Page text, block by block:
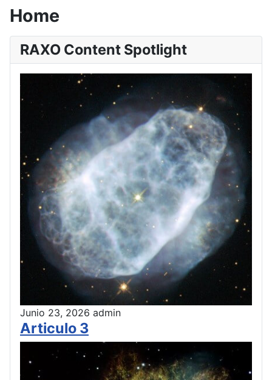
Home
RAXO Content Spotlight
Junio 23, 2026 admin
Articulo 3